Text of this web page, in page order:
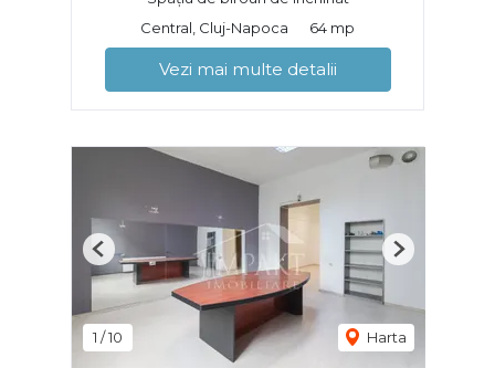
Central, Cluj-Napoca
64 mp
Vezi mai multe detalii
1 /10 Harta
Previous Next